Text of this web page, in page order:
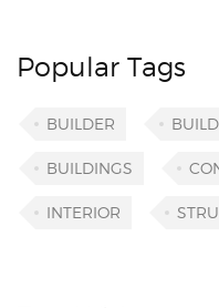
Popular Tags
BUILDER
BUILDINGS
INTERIOR